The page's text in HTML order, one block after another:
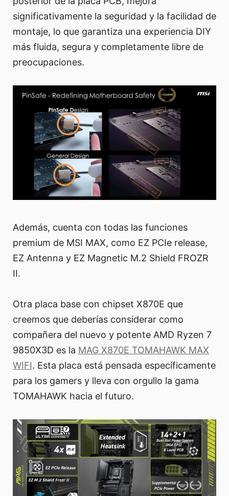
significativamente la seguridad y la facilidad de
montaje, lo que garantiza una experiencia DIY
más fluida, segura y completamente libre de
preocupaciones.
Además, cuenta con todas las funciones
premium de MSI MAX, como EZ PCIe release,
EZ Antenna y EZ Magnetic M.2 Shield FROZR
II.
Otra placa base con chipset X870E que
creemos que deberías considerar como
compañera del nuevo y potente AMD Ryzen 7
9850X3D es la MAG X870E TOMAHAWK MAX
WIFI. Esta placa está pensada específicamente
para los gamers y lleva con orgullo la gama
TOMAHAWK hacia el futuro.